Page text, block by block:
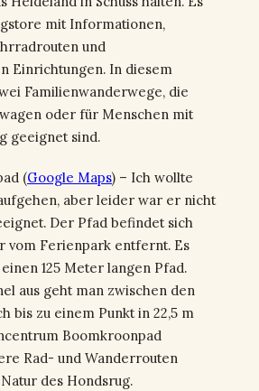
mit Informationen,
und
Einrichtungen. In diesem
Familienwanderwege, die
oder für Menschen mit
geeignet sind.
(Google Maps) – Ich wollte
aber leider war er nicht
Der Pfad befindet sich
vom Ferienpark entfernt. Es
125 Meter langen Pfad.
aus geht man zwischen den
bis zu einem Punkt in 22,5 m
Boomkroonpad
Rad- und Wanderrouten
des Hondsrug.